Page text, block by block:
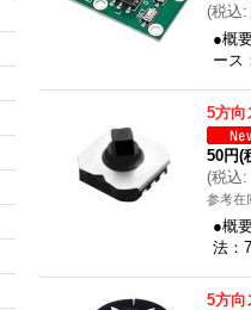
(税込:
●概
ース
5方向
50円(
(税込:
参考在
●概
法：
5方向